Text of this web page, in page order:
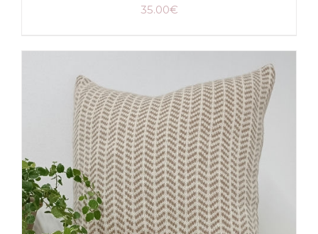
35.00€